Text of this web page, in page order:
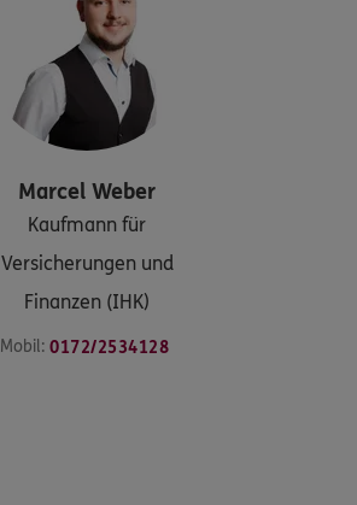
Marcel Weber
Kaufmann für
Versicherungen und
Finanzen (IHK)
Mobil: 0172/2534128